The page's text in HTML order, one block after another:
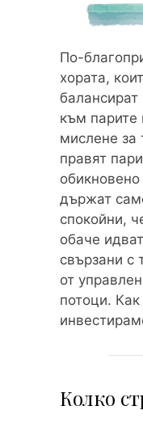
По-
хората,
към парите
мислене за
правят
обикновено
държат
спокойни,
обаче
свързани с
от
потоци.
Колко